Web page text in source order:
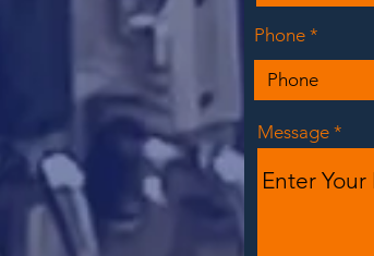
Phone
Message